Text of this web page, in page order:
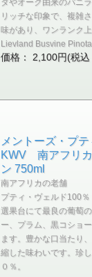
リッチな印象で、複雑
味があり、ワンランク
Lievland Busvine
価格： 2,100円(税
メントーズ・プ
KWV 南アフリカ
ン 750ml
南アフリカの老舗
プティ・ヴェルド100％
選果台にて最良の葡萄
ー、プラム、黒コショ
ます。豊かな口当たり
縮した味わいです。珍
０％。